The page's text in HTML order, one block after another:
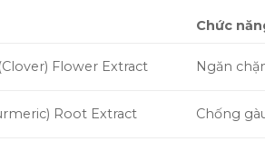
Chức
Flower Extract Ngăn
Root Extract Chống